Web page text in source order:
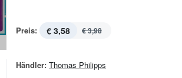
Preis: € 3,58 € 3,98
Händler: Thomas Philipps